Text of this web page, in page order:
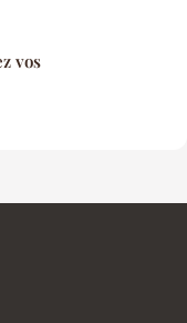
vos